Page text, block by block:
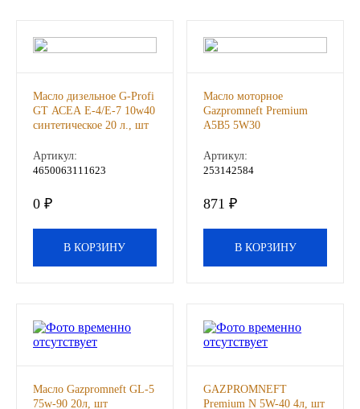
ГАЗПРОМ
Автозапчасти
ЗИЛ
ВАЗ
Иномарки
Масло дизельное G-Profi
GT АСЕА Е-4/Е-7 10w40
синтетическое 20 л., шт
Артикул:
4650063111623
0 ₽
В КОРЗИНУ
Масло моторное
Gazpromneft Premium
А5В5 5W30
Артикул:
253142584
871 ₽
В КОРЗИНУ
Масло Gazpromneft GL-5
75w-90 20л, шт
GAZPROMNEFT
Premium N 5W-40 4л, шт